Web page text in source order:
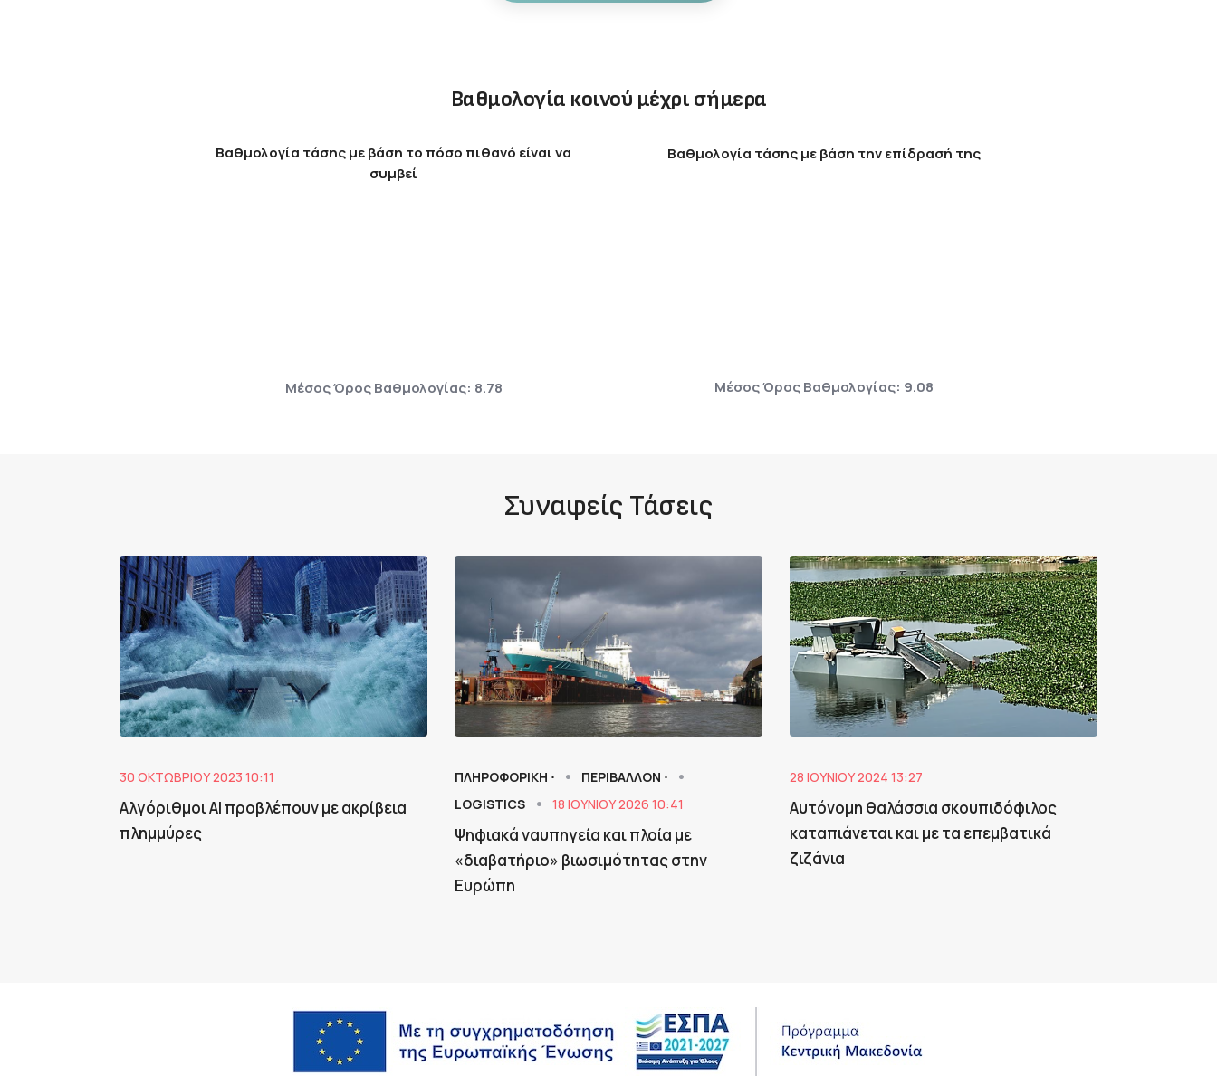
Βαθμολογία κοινού μέχρι σήμερα
Βαθμολογία τάσης με βάση το πόσο πιθανό είναι να
συμβεί
Μέσος Όρος Βαθμολογίας: 8.78
Βαθμολογία τάσης με βάση την επίδρασή της
Μέσος Όρος Βαθμολογίας: 9.08
Συναφείς Τάσεις
30 ΟΚΤΩΒΡΊΟΥ 2023 10:11
Αλγόριθμοι ΑΙ προβλέπουν με ακρίβεια
πλημμύρες
ΠΛΗΡΟΦΟΡΙΚΗ ⋅
ΠΕΡΙΒΑΛΛΟΝ ⋅
LOGISTICS
18 ΙΟΥΝΊΟΥ 2026 10:41
Ψηφιακά ναυπηγεία και πλοία με
«διαβατήριο» βιωσιμότητας στην
Ευρώπη
28 ΙΟΥΝΊΟΥ 2024 13:27
Αυτόνομη θαλάσσια σκουπιδόφιλος
καταπιάνεται και με τα επεμβατικά
ζιζάνια